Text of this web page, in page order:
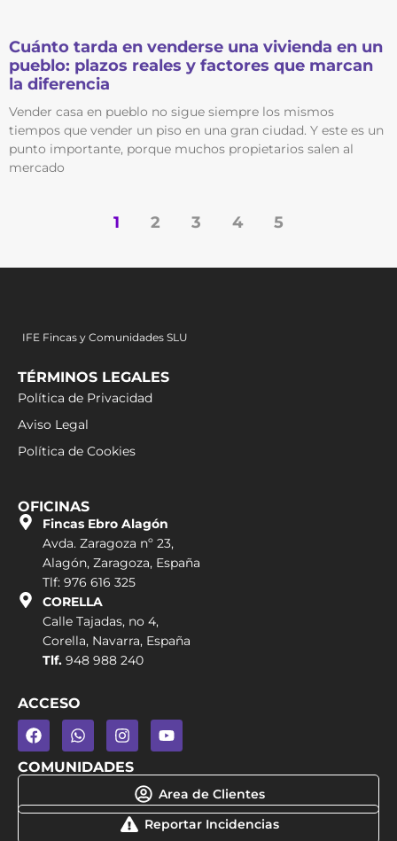
Cuánto tarda en venderse una vivienda en un
pueblo: plazos reales y factores que marcan
la diferencia
Vender casa en pueblo no sigue siempre los mismos
tiempos que vender un piso en una gran ciudad. Y este es un
punto importante, porque muchos propietarios salen al
mercado
1 2 3 4 5
IFE Fincas y Comunidades SLU
TÉRMINOS LEGALES
Política de Privacidad
Aviso Legal
Política de Cookies
OFICINAS
Fincas Ebro Alagón
Avda. Zaragoza nº 23,
Alagón, Zaragoza, España
Tlf: 976 616 325
CORELLA
Calle Tajadas, no 4,
Corella, Navarra, España
Tlf. 948 988 240
ACCESO
COMUNIDADES
Area de Clientes
Reportar Incidencias